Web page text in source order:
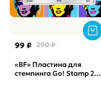
99 ₽ 290 ₽
«BF» Пластина для
стемпинга Go! Stamp 275